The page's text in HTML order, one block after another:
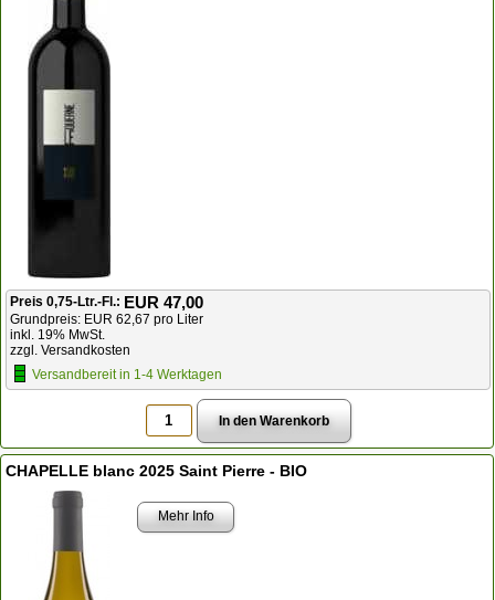
Preis 0,75-Ltr.-Fl.: EUR 47,00
Grundpreis: EUR 62,67 pro Liter
inkl. 19% MwSt.
zzgl. Versandkosten
Versandbereit in 1-4 Werktagen
CHAPELLE blanc 2025 Saint Pierre - BIO
Mehr Info